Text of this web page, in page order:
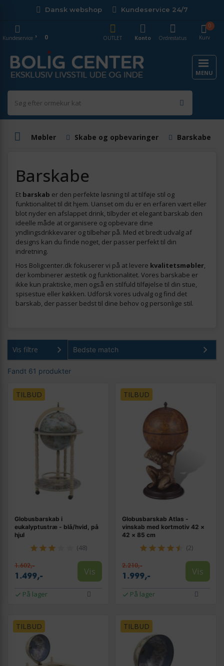
Dansk webshop Kundeservice 24/7
Kurv
0
OUTLET
Konto Ordrestatus
Kundeservice 0
MENU
Møbler Skabe og opbevaringer Barskabe
Barskabe
Et barskab er den perfekte løsning til at tilføje stil og
funktionalitet til dit hjem. Uanset om du er en erfaren vært eller
blot nyder en afslappet drink, tilbyder et elegant barskab den
ideelle måde at organisere og opbevare dine
yndlingsdrikkevarer og tilbehør på. Med et bredt udvalg af
designs kan du finde noget, der passer perfekt til din
indretning.
Hos Boligcenter.dk fokuserer vi på at levere kvalitetsmøbler,
der kombinerer æstetik og funktionalitet. Vores barskabe er
ikke kun praktiske, men også en stilfuld tilføjelse til din stue,
spisestue eller køkken. Udforsk vores udvalg og find det
barskab, der passer bedst til dine behov og personlige stil.
Vis filtre
Fandt 61 produkter
TILBUD
Globusbarskab i
eukalyptustræ - blå/hvid, på
hjul
(48)
1.602,-
1.499,- Vis
På lager
TILBUD
Globusbarskab Atlas -
vinskab med kortmotiv 42 ×
42 × 85 cm
(2)
2.210,-
1.999,- Vis
På lager
TILBUD TILBUD